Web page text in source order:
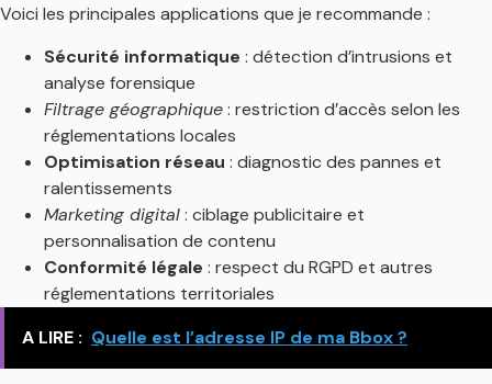
Voici les principales applications que je recommande :
Sécurité informatique : détection d’intrusions et
analyse forensique
Filtrage géographique: restriction d’accès selon les
réglementations locales
Optimisation réseau : diagnostic des pannes et
ralentissements
Marketing digital: ciblage publicitaire et
personnalisation de contenu
Conformité légale : respect du RGPD et autres
réglementations territoriales
A LIRE : Quelle est l’adresse IP de ma Bbox ?